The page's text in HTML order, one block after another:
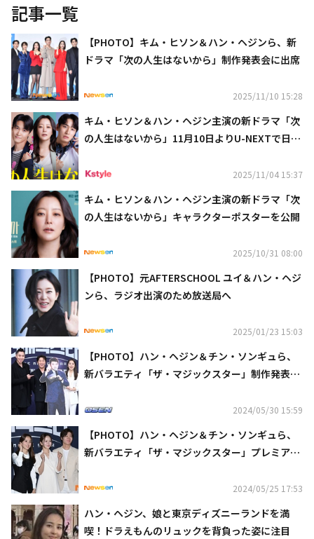
記事一覧
【PHOTO】キム・ヒソン＆ハン・ヘジンら、新
ドラマ「次の人生はないから」制作発表会に出席
2025/11/10 15:28
キム・ヒソン＆ハン・ヘジン主演の新ドラマ「次
の人生はないから」11月10日よりU-NEXTで日本
2025/11/04 15:37
キム・ヒソン＆ハン・ヘジン主演の新ドラマ「次
の人生はないから」キャラクターポスターを公開
2025/10/31 08:00
【PHOTO】元AFTERSCHOOL ユイ＆ハン・ヘジ
ンら、ラジオ出演のため放送局へ
2025/01/23 15:03
【PHOTO】ハン・ヘジン＆チン・ソンギュら、
新バラエティ「ザ・マジックスター」制作発表会
2024/05/30 15:59
【PHOTO】ハン・ヘジン＆チン・ソンギュら、
新バラエティ「ザ・マジックスター」プレミア試
2024/05/25 17:53
ハン・ヘジン、娘と東京ディズニーランドを満
喫！ドラえもんのリュックを背負った姿に注目